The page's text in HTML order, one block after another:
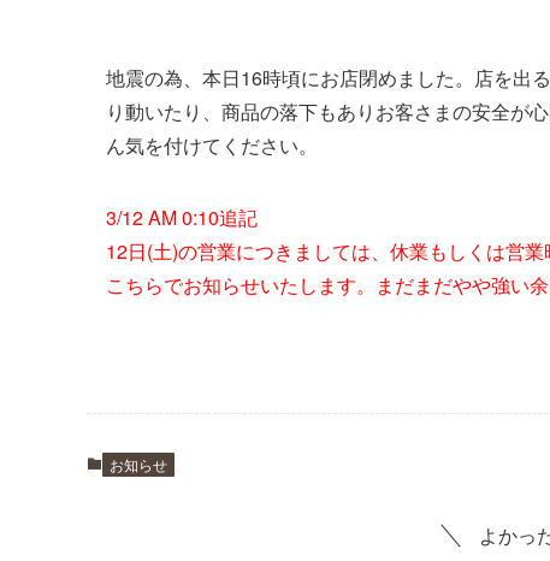
地震の為、本日16時頃にお店閉めました。店を出
り動いたり、商品の落下もありお客さまの安全が
ん気を付けてください。
3/12 AM 0:10追記
12日(土)の営業につきましては、休業もしくは営
こちらでお知らせいたします。まだまだやや強い
お知らせ
よかっ